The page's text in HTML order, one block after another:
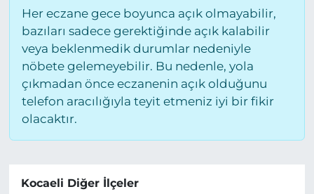
Her eczane gece boyunca açık olmayabilir,
bazıları sadece gerektiğinde açık kalabilir
veya beklenmedik durumlar nedeniyle
nöbete gelemeyebilir. Bu nedenle, yola
çıkmadan önce eczanenin açık olduğunu
telefon aracılığıyla teyit etmeniz iyi bir fikir
olacaktır.
Kocaeli Diğer İlçeler